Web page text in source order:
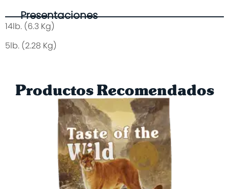
Presentaciones
14lb. (6.3 Kg)
5lb. (2.28 Kg)
Productos Recomendados